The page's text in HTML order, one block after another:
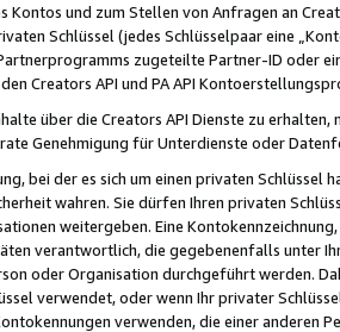
Kontos und zum Stellen von Anfragen an
Schlüssel (jedes Schlüsselpaar eine
zugeteilte Partner-ID oder
Creators API und PA API
über die Creators API Dienste zu
Genehmigung für Unterdienste oder
bei der es sich um einen privaten
wahren. Sie dürfen Ihren privaten
weitergeben. Eine
verantwortlich, die gegebenenfalls unter
oder Organisation durchgeführt werden.
verwendet, oder wenn Ihr privater
verwenden, die einer anderen